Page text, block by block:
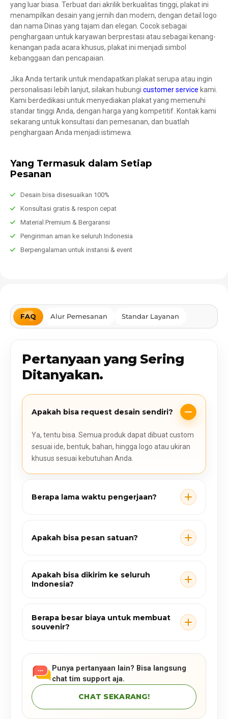
yang luar biasa. Terbuat dari akrilik berkualitas tinggi, plakat ini
menampilkan desain yang jernih dan modern, dengan detail logo
dan nama Dinas yang tajam dan elegan. Cocok sebagai
penghargaan untuk karyawan berprestasi atau sebagai kenang-
kenangan pada acara khusus, plakat ini menjadi simbol
kebanggaan dan pencapaian.
Jika Anda tertarik untuk mendapatkan plakat serupa atau ingin
personalisasi lebih lanjut, silakan hubungi customer service kami.
Kami berdedikasi untuk menyediakan plakat yang memenuhi
standar tinggi Anda, dengan harga yang kompetitif. Kontak kami
sekarang untuk konsultasi dan pemesanan, dan buatlah
penghargaan Anda menjadi istimewa.
Yang Termasuk dalam Setiap
Pesanan
Desain bisa disesuaikan 100%
Konsultasi gratis & respon cepat
Material Premium & Bergaransi
Pengiriman aman ke seluruh Indonesia
Berpengalaman untuk instansi & event
FAQ Alur Pemesanan Standar Layanan
Pertanyaan yang Sering
Ditanyakan.
Apakah bisa request desain sendiri?
Ya, tentu bisa. Semua produk dapat dibuat custom
sesuai ide, bentuk, bahan, hingga logo atau ukiran
khusus sesuai kebutuhan Anda.
Berapa lama waktu pengerjaan?
Apakah bisa pesan satuan?
Apakah bisa dikirim ke seluruh
Indonesia?
Berapa besar biaya untuk membuat
souvenir?
Punya pertanyaan lain? Bisa langsung
chat tim support aja.
CHAT SEKARANG!